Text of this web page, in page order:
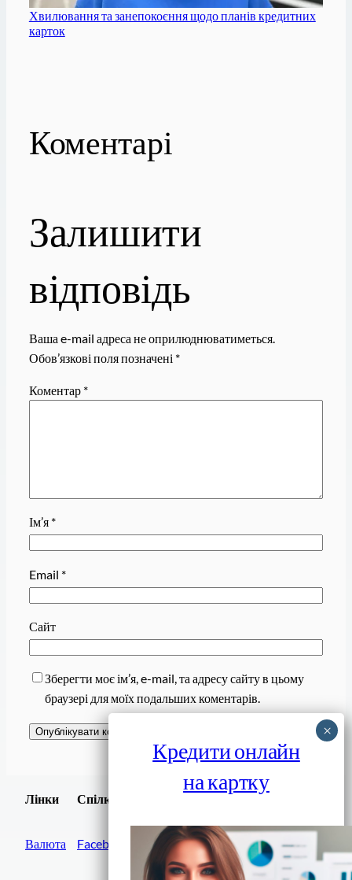
Хвилювання та занепокоєння щодо планів кредитних
карток
Коментарі
Залишити
відповідь
Ваша e-mail адреса не оприлюднюватиметься.
Обов’язкові поля позначені *
Коментар *
Ім’я *
Email *
Сайт
Зберегти моє ім’я, e-mail, та адресу сайту в цьому
браузері для моїх подальших коментарів.
Лінки
Валюта
Спілки
Facebook
Завантажити
Кредити онлайн
на картку